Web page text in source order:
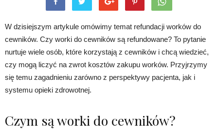
W dzisiejszym artykule omówimy temat refundacji worków do
cewników. Czy worki do cewników są refundowane? To pytanie
nurtuje wiele osób, które korzystają z cewników i chcą wiedzieć,
czy mogą liczyć na zwrot kosztów zakupu worków. Przyjrzymy
się temu zagadnieniu zarówno z perspektywy pacjenta, jak i
systemu opieki zdrowotnej.
Czym są worki do cewników?